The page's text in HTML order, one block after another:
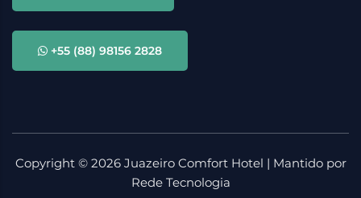
+55 (88) 98156 2828
Copyright © 2026 Juazeiro Comfort Hotel | Mantido por
Rede Tecnologia